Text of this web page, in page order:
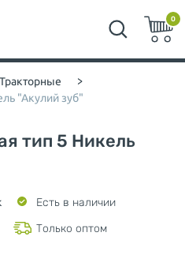
0
Тракторные >
"Акулий зуб"
тип 5 Никель
Есть в наличии
Только оптом